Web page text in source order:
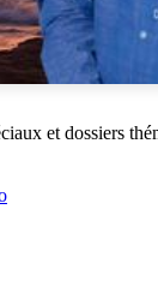
et dossiers